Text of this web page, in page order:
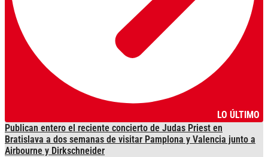
LO ÚLTIMO
Publican entero el reciente concierto de Judas Priest en
Bratislava a dos semanas de visitar Pamplona y Valencia junto a
Airbourne y Dirkschneider